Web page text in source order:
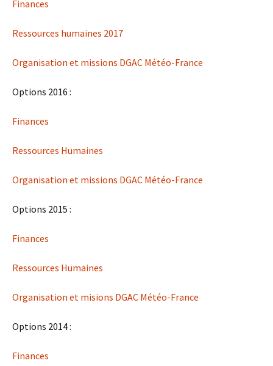
Finances
Ressources humaines 2017
Organisation et missions DGAC Météo-France
Options 2016 :
Finances
Ressources Humaines
Organisation et missions DGAC Météo-France
Options 2015 :
Finances
Ressources Humaines
Organisation et misions DGAC Météo-France
Options 2014 :
Finances